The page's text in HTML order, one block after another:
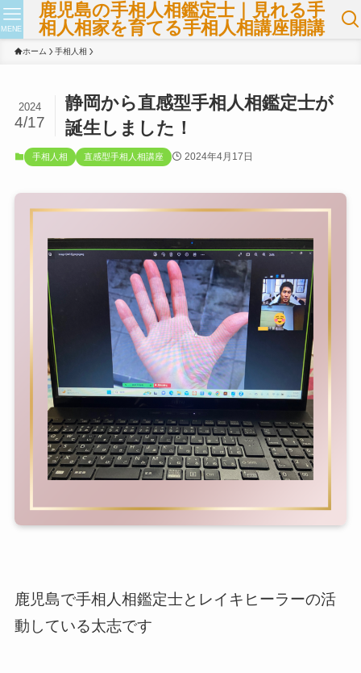
鹿児島の手相人相鑑定士｜見れる手
相人相家を育てる手相人相講座開講
MENE
ホーム 手相人相
静岡から直感型手相人相鑑定士が
誕生しました！
2024
4/17
手相人相 直感型手相人相講座 2024年4月17日
鹿児島で手相人相鑑定士とレイキヒーラーの活
動している太志です